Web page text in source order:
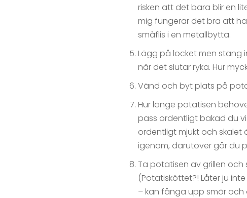
risken att det bara blir en
mig fungerar det bra att
småflis i en metallbytta.
Lägg på locket men stäng
när det slutar ryka. Hur
Vänd och byt plats på
Hur länge potatisen
pass ordentligt bakad du
ordentligt mjukt och skalet
igenom, därutöver går du
Ta potatisen av grillen och
(Potatisköttet?! Låter ju
– kan fånga upp smör